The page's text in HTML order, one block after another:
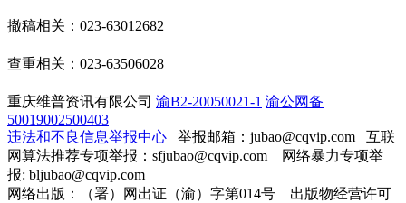
撤稿相关：023-63012682
查重相关：023-63506028
重庆维普资讯有限公司 渝B2-20050021-1 渝公网备
50019002500403
违法和不良信息举报中心 举报邮箱：jubao@cqvip.com 互联
网算法推荐专项举报：sfjubao@cqvip.com 网络暴力专项举
报: bljubao@cqvip.com
网络出版：（署）网出证（渝）字第014号 出版物经营许可